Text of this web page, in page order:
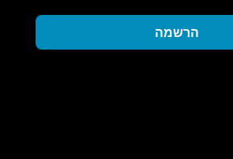
הרשמה